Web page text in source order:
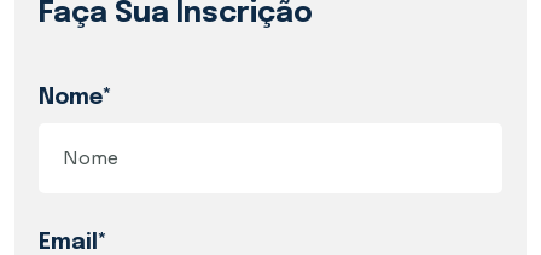
Faça Sua Inscrição
Nome*
Email*